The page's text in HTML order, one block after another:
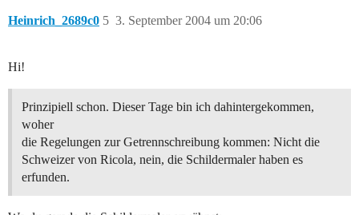
Heinrich_2689c0 3. September 2004 um 20:06
5
Hi!
Prinzipiell schon. Dieser Tage bin ich dahintergekommen,
woher
die Regelungen zur Getrennschreibung kommen: Nicht die
Schweizer von Ricola, nein, die Schildermaler haben es
erfunden.